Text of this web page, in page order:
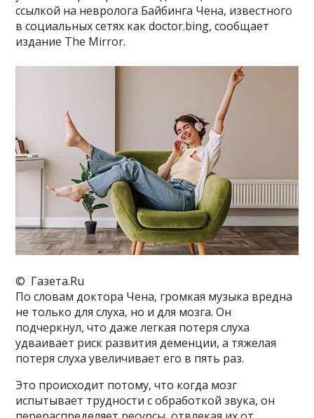
ссылкой на невролога Байбинга Чена, известного
в социальных сетях как doctor.bing, сообщает
издание The Mirror.
© Газета.Ru
По словам доктора Чена, громкая музыка вредна
не только для слуха, но и для мозга. Он
подчеркнул, что даже легкая потеря слуха
удваивает риск развития деменции, а тяжелая
потеря слуха увеличивает его в пять раз.
Это происходит потому, что когда мозг
испытывает трудности с обработкой звука, он